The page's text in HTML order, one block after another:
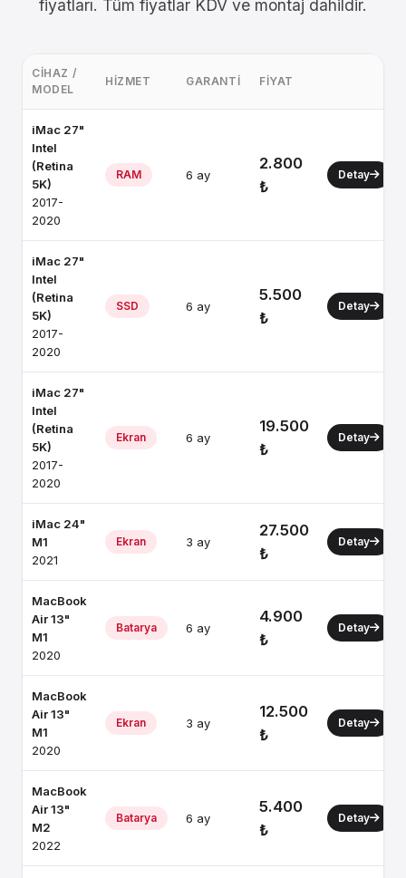
fiyatları. Tüm fiyatlar KDV ve montaj dahildir.
CIHAZ /
MODEL
HIZMET GARANTI FIYAT
iMac 27"
Intel
(Retina
5K)
2017-
2020
RAM 6 ay
2.800
₺
Detay
iMac 27"
Intel
(Retina
5K)
2017-
2020
SSD 6 ay
5.500
₺
Detay
iMac 27"
Intel
(Retina
5K)
2017-
2020
Ekran 6 ay
19.500
₺
Detay
iMac 24"
M1
2021
Ekran 3 ay
27.500
₺
Detay
MacBook
Air 13"
M1
2020
Batarya 6 ay
4.900
₺
Detay
MacBook
Air 13"
M1
2020
Ekran 3 ay
12.500
₺
Detay
MacBook
Air 13"
M2
2022
Batarya 6 ay
5.400
₺
Detay